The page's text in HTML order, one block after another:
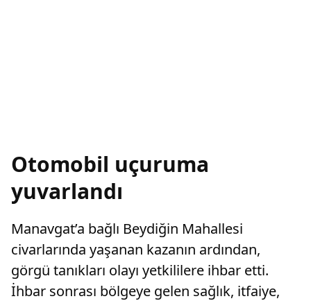
Otomobil uçuruma
yuvarlandı
Manavgat’a bağlı Beydiğin Mahallesi
civarlarında yaşanan kazanın ardından,
görgü tanıkları olayı yetkililere ihbar etti.
İhbar sonrası bölgeye gelen sağlık, itfaiye,